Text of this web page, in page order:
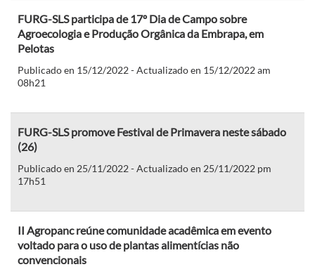
FURG-SLS participa de 17º Dia de Campo sobre
Agroecologia e Produção Orgânica da Embrapa, em
Pelotas
Publicado en 15/12/2022 - Actualizado en 15/12/2022 am
08h21
FURG-SLS promove Festival de Primavera neste sábado
(26)
Publicado en 25/11/2022 - Actualizado en 25/11/2022 pm
17h51
II Agropanc reúne comunidade acadêmica em evento
voltado para o uso de plantas alimentícias não
convencionais